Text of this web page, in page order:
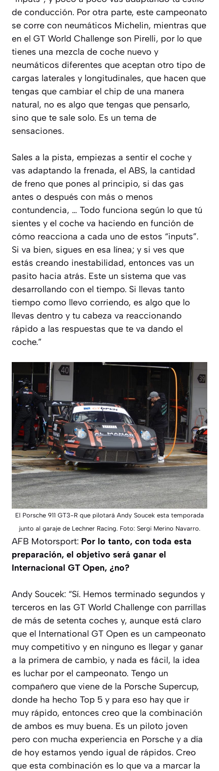
de conducción. Por otra parte, este campeonato
se corre con neumáticos Michelin, mientras que
en el GT World Challenge son Pirelli, por lo que
tienes una mezcla de coche nuevo y
neumáticos diferentes que aceptan otro tipo de
cargas laterales y longitudinales, que hacen que
tengas que cambiar el chip de una manera
natural, no es algo que tengas que pensarlo,
sino que te sale solo. Es un tema de
sensaciones.
Sales a la pista, empiezas a sentir el coche y
vas adaptando la frenada, el ABS, la cantidad
de freno que pones al principio, si das gas
antes o después con más o menos
contundencia, … Todo funciona según lo que tú
sientes y el coche va haciendo en función de
cómo reacciona a cada uno de estos “inputs”.
Si va bien, sigues en esa línea; y si ves que
estás creando inestabilidad, entonces vas un
pasito hacia atrás. Este un sistema que vas
desarrollando con el tiempo. Si llevas tanto
tiempo como llevo corriendo, es algo que lo
llevas dentro y tu cabeza va reaccionando
rápido a las respuestas que te va dando el
coche.”
El Porsche 911 GT3-R que pilotará Andy Soucek esta temporada
junto al garaje de Lechner Racing. Foto: Sergi Merino Navarro.
AFB Motorsport: Por lo tanto, con toda esta
preparación, el objetivo será ganar el
Internacional GT Open, ¿no?
Andy Soucek: “Sí. Hemos terminado segundos y
terceros en las GT World Challenge con parrillas
de más de setenta coches y, aunque está claro
que el International GT Open es un campeonato
muy competitivo y en ninguno es llegar y ganar
a la primera de cambio, y nada es fácil, la idea
es luchar por el campeonato. Tengo un
compañero que viene de la Porsche Supercup,
donde ha hecho Top 5 y para eso hay que ir
muy rápido, entonces creo que la combinación
de ambos es muy buena. Es un piloto joven
pero con mucha experiencia en Porsche y a día
de hoy estamos yendo igual de rápidos. Creo
que esta combinación es lo que va a marcar la